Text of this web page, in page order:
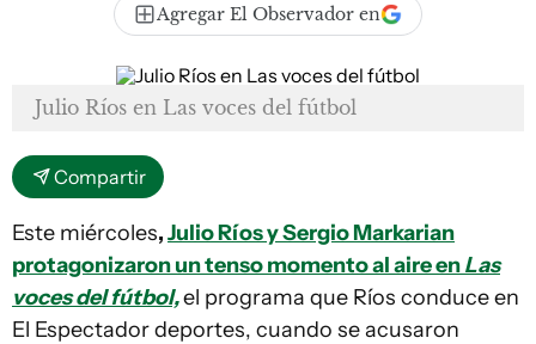
Agregar El Observador en
Julio Ríos en Las voces del fútbol
Compartir
Este miércoles,Julio Ríos y Sergio Markarian
protagonizaron un tenso momento al aire enLas
voces del fútbol,el programa que Ríos conduce en
El Espectador deportes, cuando se acusaron